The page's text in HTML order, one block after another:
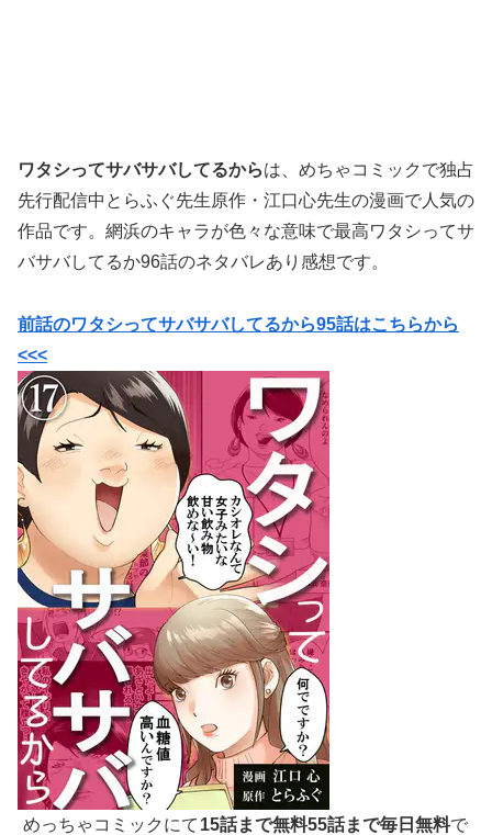
ワタシってサバサバしてるからは、めちゃコミックで独占
先行配信中 とらふぐ先生原作・ 江口心先生の漫画で 人気の
作品です。網浜のキャラが色々な意味で最高ワタシってサ
バサバしてるか96話のネタバレあり感想です。
前話のワタシってサバサバしてるから95話はこちらから
<<<
めっちゃコミックにて 15話まで無料55話まで毎日無料で